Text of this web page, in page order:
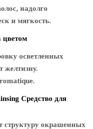
надолго
и мягкость.
цветом
осветленных
желтизну.
Средство для
структуру окрашенных